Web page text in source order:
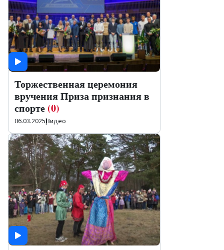
Торжественная церемония
вручения Приза признания в
спорте (0)
06.03.2025|Видео